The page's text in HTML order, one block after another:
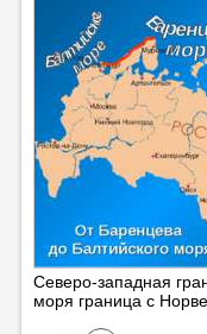
Северо-западная
моря граница с